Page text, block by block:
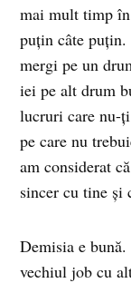
mai mult timp
puţin câte puţin.
mergi pe un
iei pe alt drum
lucruri care nu-
pe care nu
am considerat
sincer cu tine şi
Demisia e
vechiul job cu